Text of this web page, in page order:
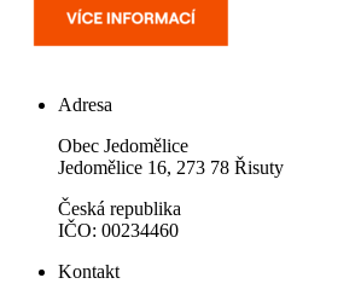
Adresa
Obec Jedomělice
Jedomělice 16, 273 78 Řisuty
Česká republika
IČO: 00234460
Kontakt